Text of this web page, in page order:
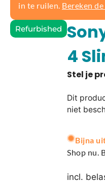
in te ruilen. Bereken
Refurbished
4
Dit
niet
A
t
e
Bijna
Shop nu.
incl.